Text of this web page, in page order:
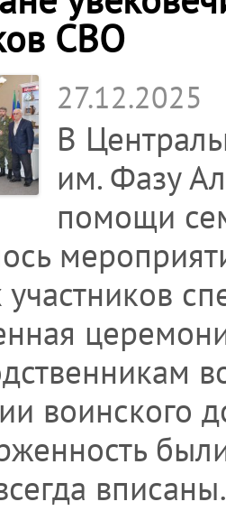
СВО
27.12.2025
В
им. Фазу
помощи
воинского